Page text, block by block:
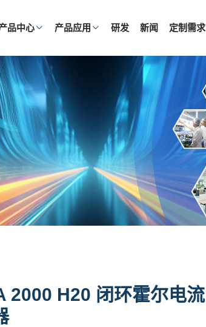
品中心 产品应用 研发 新闻 定制需求
2000 H20 闭环霍尔电流